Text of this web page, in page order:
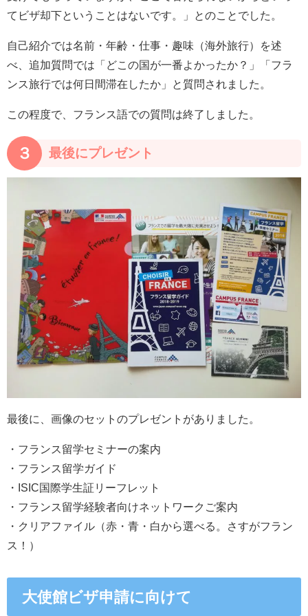
てビザ却下ということはないです。」とのことでした。
自己紹介では名前・年齢・仕事・趣味（海外旅行）を述
べ、追加質問では「どこの国が一番よかったか？」「フラ
ンス旅行では何日間滞在したか」と質問されました。
この程度で、フランス語での質問は終了しました。
３ 最後にプレゼント
最後に、画像のセットのプレゼントがありました。
・フランス留学セミナーの案内
・フランス留学ガイド
・ISIC国際学生証リーフレット
・フランス留学経験者向けネットワークご案内
・クリアファイル（赤・青・白から選べる。さすがフラン
ス！）
大使館ビザ申請に向けて